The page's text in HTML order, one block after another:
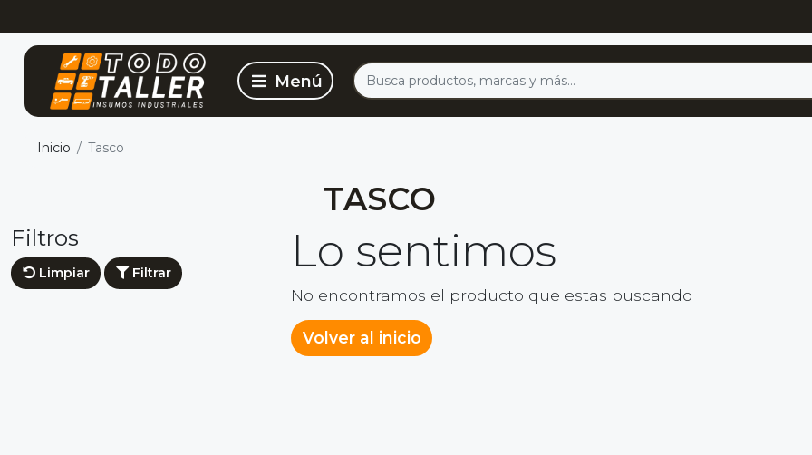
Inicio Tasco
TASCO
Filtros
Limpiar Filtrar Lo sentimos
No encontramos el producto que estas buscando
Volver al inicio